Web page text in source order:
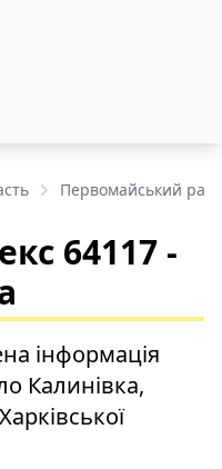
Первомайський
64117 -
інформація
Калинівка,